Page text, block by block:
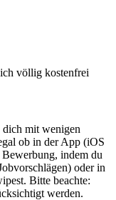
völlig kostenfrei
dich mit wenigen
ob in der App (iOS
indem du
oder in
Bitte beachte:
werden.